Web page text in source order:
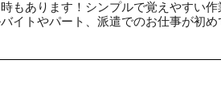
もあります！シンプルで覚えやすい
イトやパート、派遣でのお仕事が初